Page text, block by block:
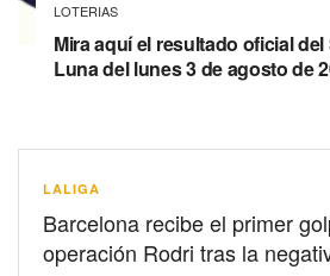
LOTERIAS
Mira aquí el resultado oficial
Luna del lunes 3 de agosto de
LALIGA
Barcelona recibe el primer
operación Rodri tras la